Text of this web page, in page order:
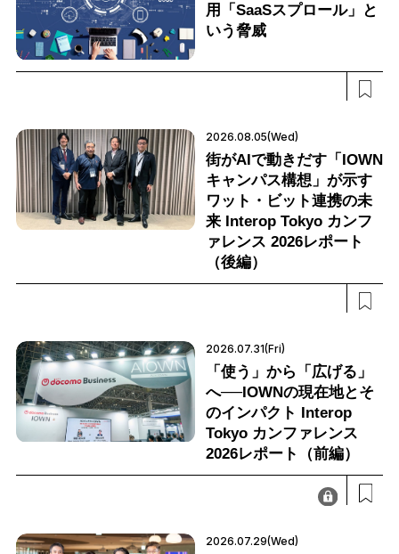
用「SaaSスプロール」と
いう脅威
2026.08.05(Wed)
街がAIで動きだす「IOWN
キャンパス構想」が示す
ワット・ビット連携の未
来 Interop Tokyo カンフ
ァレンス 2026レポート
（後編）
2026.07.31(Fri)
「使う」から「広げる」
へ──IOWNの現在地とそ
のインパクト Interop
Tokyo カンファレンス
2026レポート（前編）
2026.07.29(Wed)